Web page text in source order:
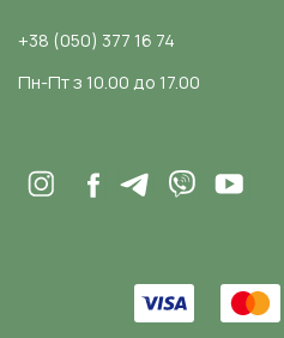
+38 (050) 377 16 74
Пн-Пт з 10.00 до 17.00